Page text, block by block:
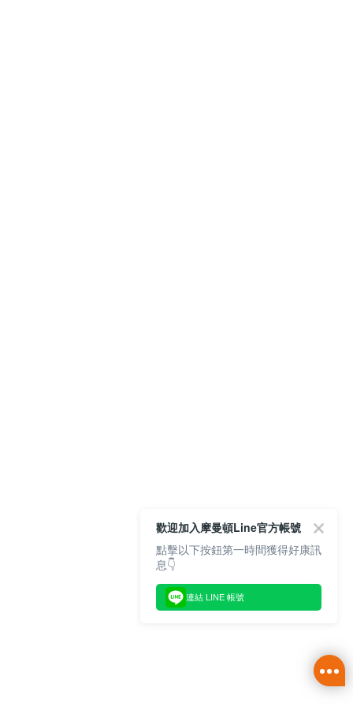
歡迎加入摩曼頓Line官方帳號
點擊以下按鈕第一時間獲得好康訊
息👇
連結 LINE 帳號